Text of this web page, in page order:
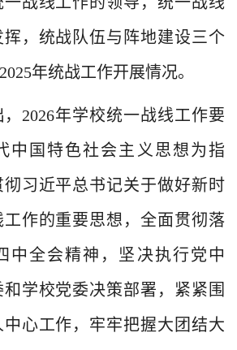
，统战队伍与阵地建设三个
2025年统战工作开展情况。
，2026年学校统一战线工作要
中国特色社会主义思想为指
彻习近平总书记关于做好新时
作的重要思想，全面贯彻落
中全会精神，坚决执行党中
学校党委决策部署，紧紧围
心工作，牢牢把握大团结大